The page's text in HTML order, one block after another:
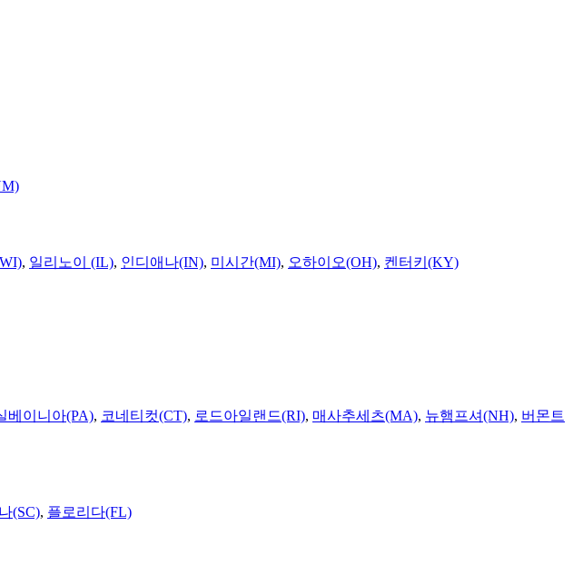
, 일리노이 (IL), 인디애나(IN), 미시간(MI), 오하이오(OH), 켄터키(KY)
베이니아(PA), 코네티컷(CT), 로드아일랜드(RI), 매사추세츠(MA), 뉴햄프셔(NH), 버몬트
(SC), 플로리다(FL)